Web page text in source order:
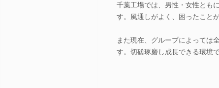
千葉工場では、男性・女性とも
す。風通しがよく、困ったこと
また現在、グループによっては
す。切磋琢磨し成長できる環境で